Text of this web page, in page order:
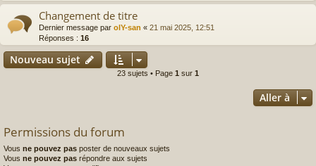
Changement de titre
Dernier message par olY-san « 21 mai 2025, 12:51
Réponses : 16
Nouveau sujet
23 sujets • Page 1 sur 1
Aller à
Permissions du forum
Vous ne pouvez pas poster de nouveaux sujets
Vous ne pouvez pas répondre aux sujets